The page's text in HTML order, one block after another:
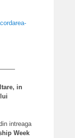
in
intreaga
Week